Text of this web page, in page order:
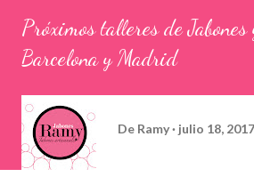
Próximos talleres de Jabones
Barcelona y Madrid
De Ramy julio 18, 2017